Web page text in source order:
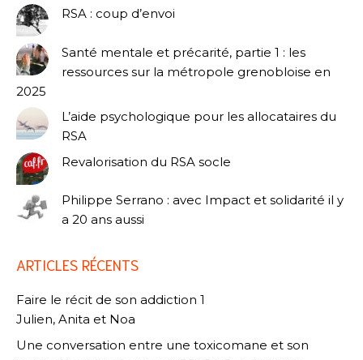
RSA : coup d’envoi
Santé mentale et précarité, partie 1 : les
ressources sur la métropole grenobloise en
2025
L’aide psychologique pour les allocataires du
RSA
Revalorisation du RSA socle
Philippe Serrano : avec Impact et solidarité il y
a 20 ans aussi
ARTICLES RÉCENTS
Faire le récit de son addiction 1
Julien, Anita et Noa
Une conversation entre une toxicomane et son